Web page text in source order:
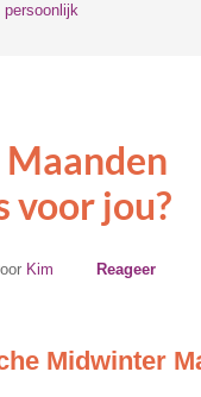
persoonlijk
voor jou?
Kim Reageer
Midwinter